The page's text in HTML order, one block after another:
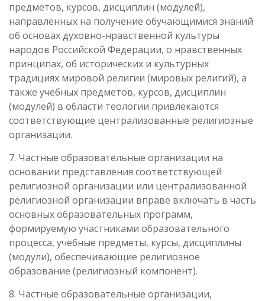
предметов, курсов, дисциплин (модулей),
направленных на получение обучающимися знаний
об основах духовно-нравственной культуры
народов Российской Федерации, о нравственных
принципах, об исторических и культурных
традициях мировой религии (мировых религий), а
также учебных предметов, курсов, дисциплин
(модулей) в области теологии привлекаются
соответствующие централизованные религиозные
организации.
7. Частные образовательные организации на
основании представления соответствующей
религиозной организации или централизованной
религиозной организации вправе включать в часть
основных образовательных программ,
формируемую участниками образовательного
процесса, учебные предметы, курсы, дисциплины
(модули), обеспечивающие религиозное
образование (религиозный компонент).
8. Частные образовательные организации,